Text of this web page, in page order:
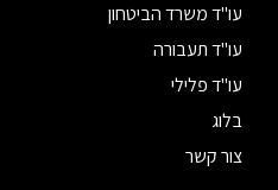
עו"ד משרד הביטחון
עו"ד תעבורה
עו"ד פלילי
בלוג
צור קשר